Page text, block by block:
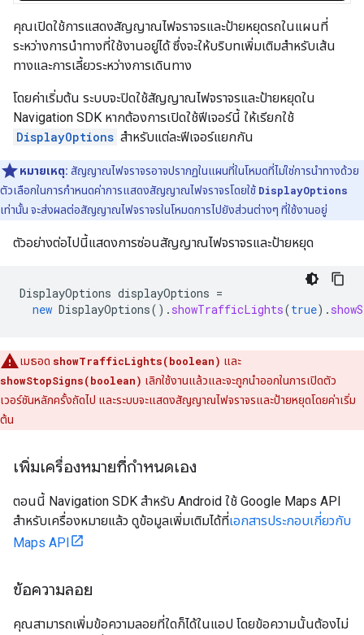
คุณเปิดใช้การแสดงสัญญาณไฟจราจรและป้ายหยุดรถในแผนที่
ระหว่างการนำทางที่ใช้งานอยู่ได้ ซึ่งจะให้บริบทเพิ่มเติมสำหรับเส้น
ทางและการเลี้ยวระหว่างการเดินทาง
โดยค่าเริ่มต้น ระบบจะปิดใช้สัญญาณไฟจราจรและป้ายหยุดใน
Navigation SDK หากต้องการเปิดใช้ฟีเจอร์นี้ ให้เรียกใช้
DisplayOptions สำหรับแต่ละฟีเจอร์แยกกัน
หมายเหตุ: สัญญาณไฟจราจรอาจปรากฏในแผนที่ในโหมดที่ไม่ใช่การนำทางด้วย
ตัวเลือกในการกำหนดค่าการแสดงสัญญาณไฟจราจรโดยใช้ DisplayOptions
เท่านั้น จะส่งผลต่อสัญญาณไฟจราจรในโหมดการไปยังส่วนต่างๆ ที่ใช้งานอยู่
ตัวอย่างต่อไปนี้แสดงการซ่อนสัญญาณไฟจราจรและป้ายหยุด
DisplayOptions displayOptions =
new DisplayOptions(). showTrafficLights(true).
เมธอด showTrafficLights(boolean) และ
showStopSigns(boolean) เลิกใช้งานแล้วและจะถูกนำออกในการเปิดตัว
เวอร์ชันหลักครั้งถัดไป และระบบจะแสดงสัญญาณไฟจราจรและป้ายหยุดโดยค่าเริ่ม
ต้น
เพิ่มเครื่องหมายที่กำหนดเอง
ตอนนี้ Navigation SDK สำหรับ Android ใช้ Google Maps API
สำหรับเครื่องหมายแล้ว ดูข้อมูลเพิ่มเติมได้ที่เอกสารประกอบเกี่ยวกับ
Maps API
ข้อความลอย
คุณสามารถเพิ่มข้อความลอยที่ใดก็ได้ในแอป โดยข้อความนั้นต้องไม่